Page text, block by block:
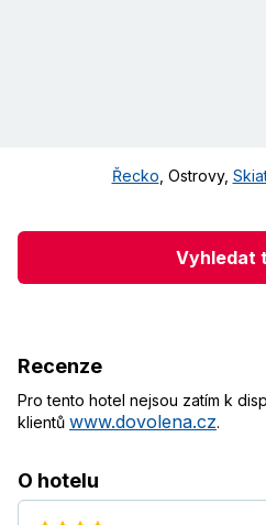
Řecko Ostrovy,
Vyhledat
Recenze
Pro tento hotel nejsou zatím k
klientů www.dovolena.cz.
O hotelu